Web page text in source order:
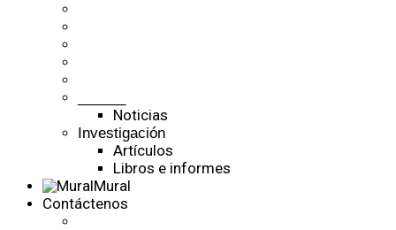
Noticias
Investigación
Artículos
Libros e informes
Mural
Contáctenos